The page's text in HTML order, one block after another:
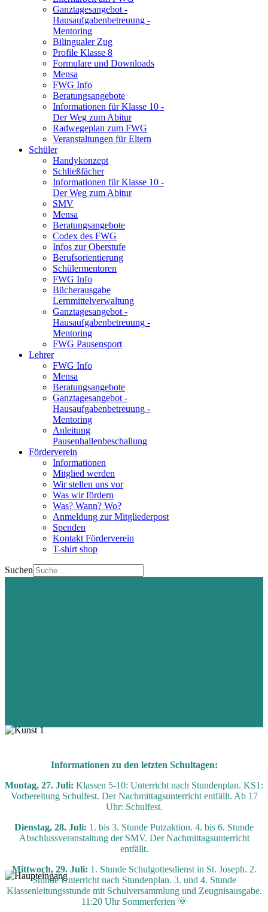
Ganztagesangebot -
Hausaufgabenbetreuung -
Mentoring
Bilingualer Zug
Profile Klasse 8
Formulare und Downloads
Mensa
FWG Info
Beratungsangebote
Informationen für Klasse 10 -
Der Weg zum Abitur
Radwegeplan zum FWG
Veranstaltungen für Eltern
Schüler
Handykonzept
Schließfächer
Informationen für Klasse 10 -
Der Weg zum Abitur
SMV
Mensa
Beratungsangebote
Codex des FWG
Infos zur Oberstufe
Berufsorientierung
Schülermentoren
FWG Info
Bücherausgabe
Lernmittelverwaltung
Ganztagesangebot -
Hausaufgabenbetreuung -
Mentoring
FWG Pausensport
Lehrer
FWG Info
Mensa
Beratungsangebote
Ganztagesangebot -
Hausaufgabenbetreuung -
Mentoring
Anleitung
Pausenhallenbeschallung
Förderverein
Informationen
Mitglied werden
Wir stellen uns vor
Was wir fördern
Was? Wann? Wo?
Anmeldung zur Mitgliederpost
Spenden
Kontakt Förderverein
T-shirt shop
Suchen
Informationen zu den letzten Schultagen:
Montag, 27. Juli: Klassen 5-10: Unterricht nach Stundenplan. KS1:
Vorbereitung Schulfest. Der Nachmittagsunterricht entfällt. Ab 17
Uhr: Schulfest.
Dienstag, 28. Juli: 1. bis 3. Stunde Putzaktion. 4. bis 6. Stunde
Abschlussveranstaltung der SMV. Der Nachmittagsunterricht
entfällt.
Mittwoch, 29. Juli: 1. Stunde Schulgottesdienst in St. Joseph. 2.
Stunde Unterricht nach Stundenplan. 3. und 4. Stunde
Klassenleitungsstunde mit Schulversammlung und Zeugnisausgabe.
11:20 Uhr Sommerferien 🌞